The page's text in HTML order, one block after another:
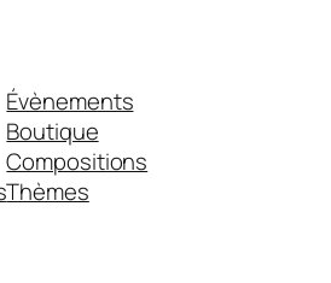
Évènements
Boutique
Compositions
Thèmes